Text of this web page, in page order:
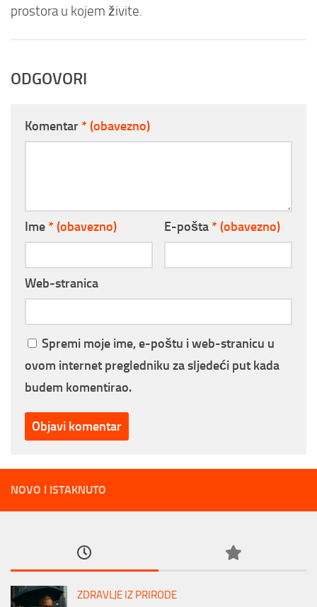
prostora u kojem živite.
ODGOVORI
Komentar * (obavezno)
Ime * (obavezno) E-pošta * (obavezno)
Web-stranica
Spremi moje ime, e-poštu i web-stranicu u
ovom internet pregledniku za sljedeći put kada
budem komentirao.
NOVO I ISTAKNUTO
ZDRAVLJE IZ PRIRODE